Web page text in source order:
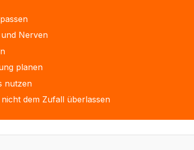
Nerven
planen
nutzen
dem Zufall überlassen